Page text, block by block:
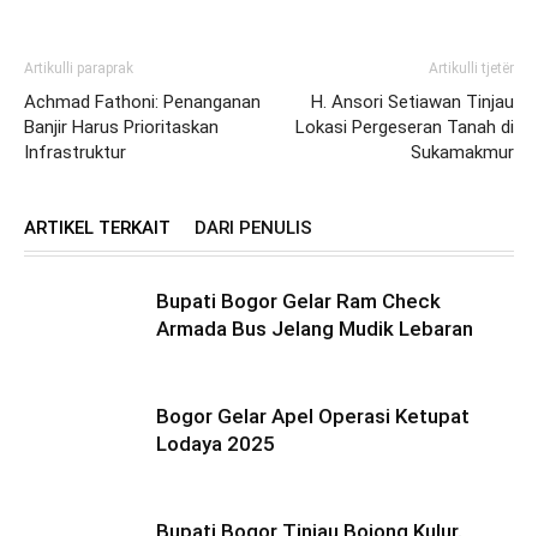
Artikulli paraprak
Achmad Fathoni: Penanganan
Banjir Harus Prioritaskan
Infrastruktur
Artikulli tjetër
H. Ansori Setiawan Tinjau
Lokasi Pergeseran Tanah di
Sukamakmur
ARTIKEL TERKAIT DARI PENULIS
Bupati Bogor Gelar Ram Check
Armada Bus Jelang Mudik Lebaran
Bogor Gelar Apel Operasi Ketupat
Lodaya 2025
Bupati Bogor Tinjau Bojong Kulur,